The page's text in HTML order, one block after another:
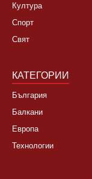
Култура
Спорт
Свят
КАТЕГОРИИ
България
Балкани
Европа
Технологии